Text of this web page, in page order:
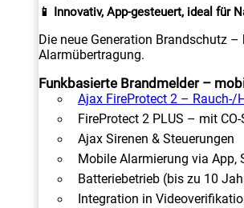
📱 Innovativ, App-gesteuert, ideal für
Die neue Generation Brandschutz
Alarmübertragung.
Funkbasierte Brandmelder –
Ajax FireProtect 2 – Rauch-/
FireProtect 2 PLUS – mit
Ajax Sirenen & Steuerungen
Mobile Alarmierung via App,
Batteriebetrieb (bis zu 10
Integration in